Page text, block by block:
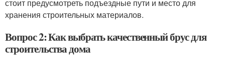
стоит предусмотреть подъездные пути и место для
хранения строительных материалов.
Вопрос 2: Как выбрать качественный брус для
строительства дома